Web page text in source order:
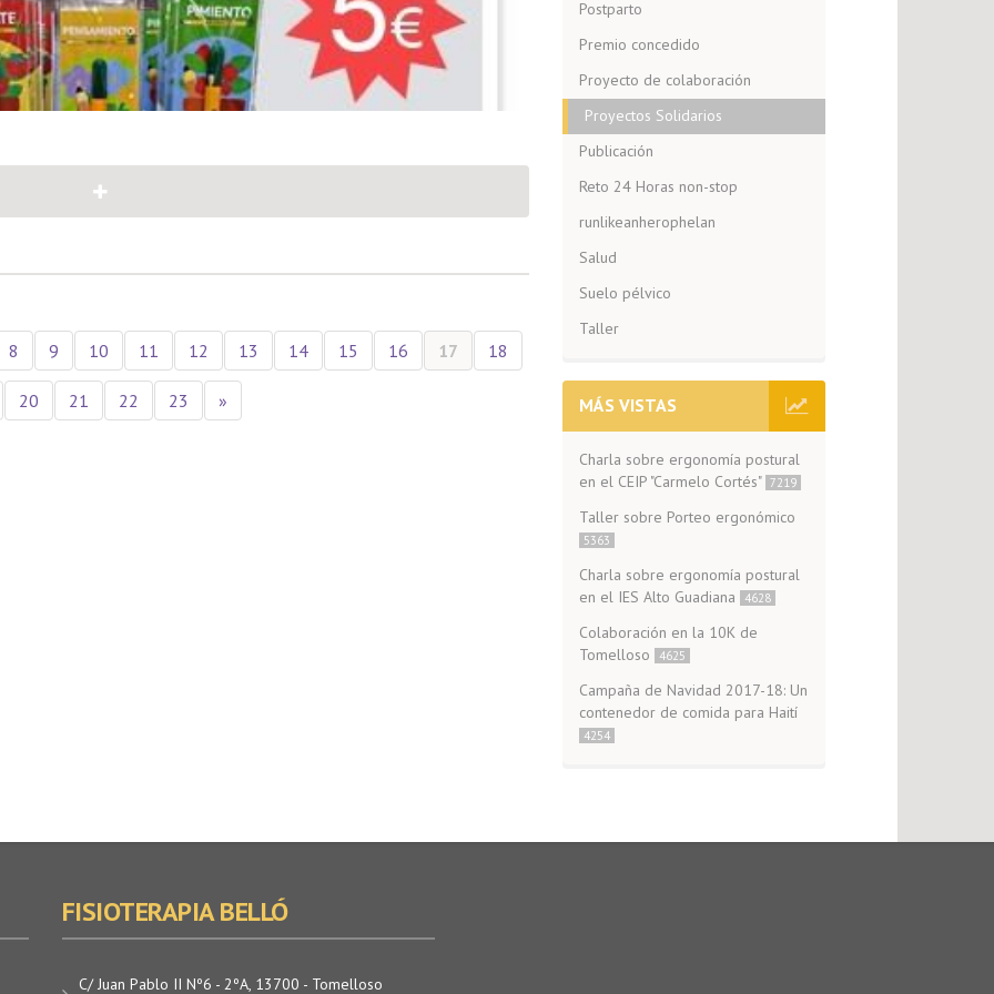
8 9 10 11 12 13 14 15 16 17 18
20 21 22 23 »
Postparto
Premio concedido
Proyecto de colaboración
Proyectos Solidarios
Publicación
Reto 24 Horas non-stop
runlikeanherophelan
Salud
Suelo pélvico
Taller
MÁS VISTAS
Charla sobre ergonomía postural
en el CEIP "Carmelo Cortés" 7219
Taller sobre Porteo ergonómico
5363
Charla sobre ergonomía postural
en el IES Alto Guadiana
4628
Colaboración en la 10K de
Tomelloso
4625
Campaña de Navidad 2017-18: Un
contenedor de comida para Haití
4254
FISIOTERAPIA BELLÓ
C/ Juan Pablo II Nº6 - 2ºA, 13700 - Tomelloso